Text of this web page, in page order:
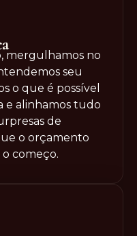
mergulhamos no
seu
o que é possível
e alinhamos tudo
de
o orçamento
começo.